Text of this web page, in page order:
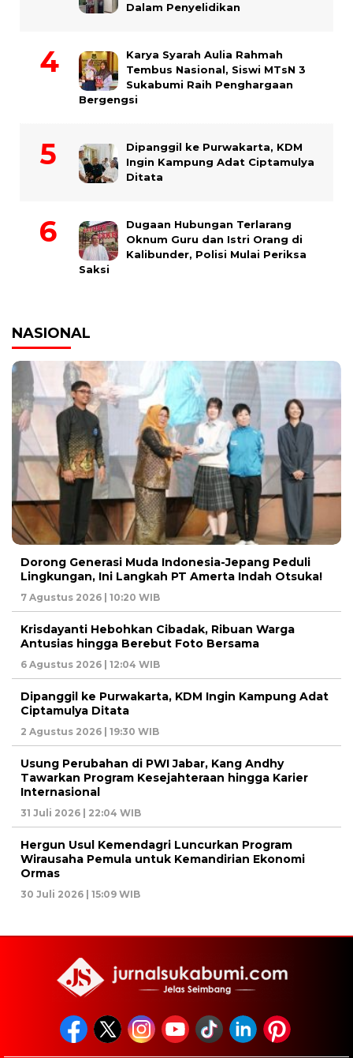
Dalam Penyelidikan
Karya Syarah Aulia Rahmah
Tembus Nasional, Siswi MTsN 3
Sukabumi Raih Penghargaan
Bergengsi
Dipanggil ke Purwakarta, KDM
Ingin Kampung Adat Ciptamulya
Ditata
Dugaan Hubungan Terlarang
Oknum Guru dan Istri Orang di
Kalibunder, Polisi Mulai Periksa
Saksi
NASIONAL
Dorong Generasi Muda Indonesia-Jepang Peduli
Lingkungan, Ini Langkah PT Amerta Indah Otsuka!
7 Agustus 2026 | 10:20 WIB
Krisdayanti Hebohkan Cibadak, Ribuan Warga
Antusias hingga Berebut Foto Bersama
6 Agustus 2026 | 12:04 WIB
Dipanggil ke Purwakarta, KDM Ingin Kampung Adat
Ciptamulya Ditata
2 Agustus 2026 | 19:30 WIB
Usung Perubahan di PWI Jabar, Kang Andhy
Tawarkan Program Kesejahteraan hingga Karier
Internasional
31 Juli 2026 | 22:04 WIB
Hergun Usul Kemendagri Luncurkan Program
Wirausaha Pemula untuk Kemandirian Ekonomi
Ormas
30 Juli 2026 | 15:09 WIB